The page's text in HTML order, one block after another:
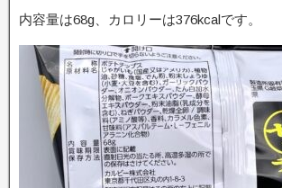
内容量は68g、カロリーは376kcalです。